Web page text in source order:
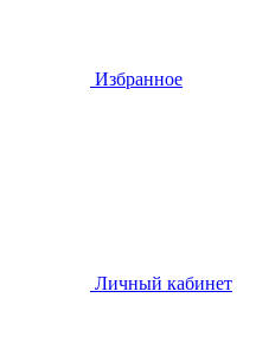
Избранное
Личный кабинет